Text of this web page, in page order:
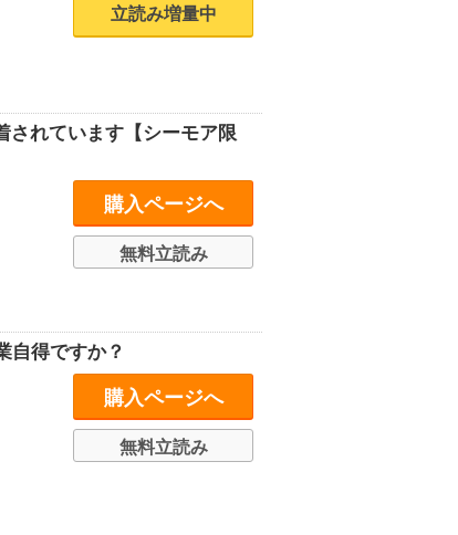
立読み増量中
されています【シーモア限
購入ページへ
無料立読み
自得ですか？
購入ページへ
無料立読み